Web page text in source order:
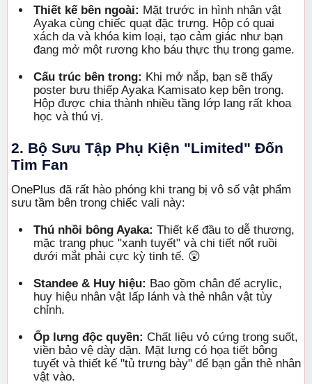
Thiết kế bên ngoài: Mặt trước in hình nhân vật
Ayaka cùng chiếc quạt đặc trưng. Hộp có quai
xách da và khóa kim loại, tạo cảm giác như bạn
đang mở một rương kho báu thực thụ trong game.
Cấu trúc bên trong: Khi mở nắp, bạn sẽ thấy
poster bưu thiếp Ayaka Kamisato kẹp bên trong.
Hộp được chia thành nhiều tầng lớp lang rất khoa
học và thú vị.
2. Bộ Sưu Tập Phụ Kiện "Limited" Đốn
Tim Fan
OnePlus đã rất hào phóng khi trang bị vô số vật phẩm
sưu tầm bên trong chiếc vali này:
Thú nhồi bông Ayaka: Thiết kế đầu to dễ thương,
mặc trang phục "xanh tuyết" và chi tiết nốt ruồi
dưới mắt phải cực kỳ tinh tế. 😲
Standee & Huy hiệu: Bao gồm chân đế acrylic,
huy hiệu nhân vật lấp lánh và thẻ nhân vật tùy
chỉnh.
Ốp lưng độc quyền: Chất liệu vỏ cứng trong suốt,
viền bảo vệ dày dặn. Mặt lưng có họa tiết bông
tuyết và thiết kế "tủ trưng bày" để bạn gắn thẻ nhân
vật vào.